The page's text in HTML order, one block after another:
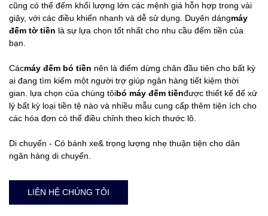
cũng có thể đếm khối lượng lớn các mệnh giá hỗn hợp trong vài
giây, với các điều khiển nhanh và dễ sử dụng. Duyên dángmáy
đếm tờ tiền là sự lựa chọn tốt nhất cho nhu cầu đếm tiền của
bạn.
Cácmáy đếm bó tiền nên là điểm dừng chân đầu tiên cho bất kỳ
ai đang tìm kiếm một người trợ giúp ngân hàng tiết kiệm thời
gian. lựa chọn của chúng tôibó máy đếm tiềnđược thiết kế để xử
lý bất kỳ loại tiền tệ nào và nhiều mẫu cung cấp thêm tiện ích cho
các hóa đơn có thể điều chỉnh theo kích thước lô.
Di chuyển - Có bánh xe& trọng lượng nhẹ thuận tiện cho dân
ngân hàng di chuyển.
LIÊN HỆ CHÚNG TÔI